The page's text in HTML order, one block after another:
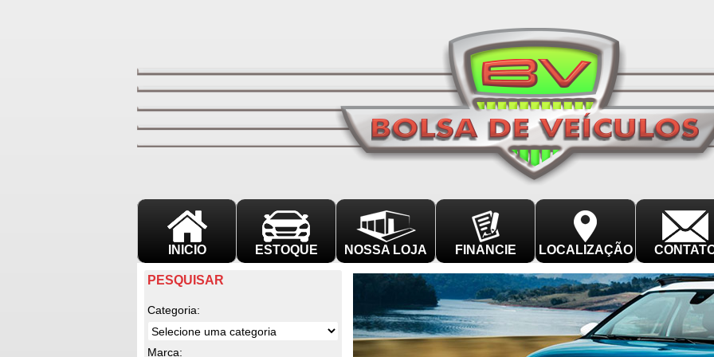
INICIO ESTOQUE NOSSA LOJA FINANCIE LOCALIZAÇÃO
PESQUISAR
Categoria:
Marca: